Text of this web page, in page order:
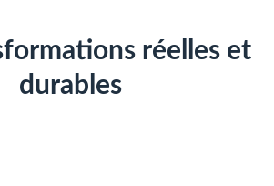
réelles et
durables